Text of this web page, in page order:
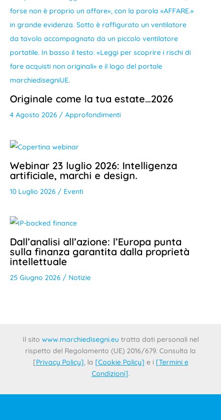
Originale come la tua estate…2026
4 Agosto 2026 / Approfondimenti
Webinar 23 luglio 2026: Intelligenza
artificiale, marchi e design.
10 Luglio 2026 / Eventi
Dall’analisi all’azione: l’Europa punta
sulla finanza garantita dalla proprietà
intellettuale
25 Giugno 2026 / Notizie
Il sito www.marchiedisegni.eu tratta dati personali nel
rispetto del Regolamento (UE) 2016/679. Consulta la
[Privacy Policy], la [Cookie Policy] e i [Termini e
Condizioni].